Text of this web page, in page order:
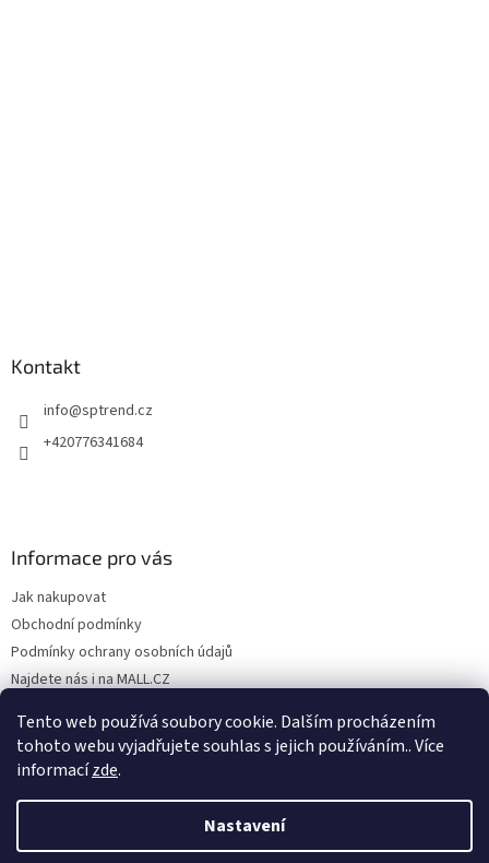
Tento web používá soubory cookie. Dalším procházením
tohoto webu vyjadřujete souhlas s jejich používáním.. Více
informacízde.
Nastavení
Kontakt
info@sptrend.cz
+420776341684
Informace pro vás
Jak nakupovat
Obchodní podmínky
Podmínky ochrany osobních údajů
Najdete nás i na MALL.CZ
Formulář pro uplatnění reklamace
Vytvořil Shoptet